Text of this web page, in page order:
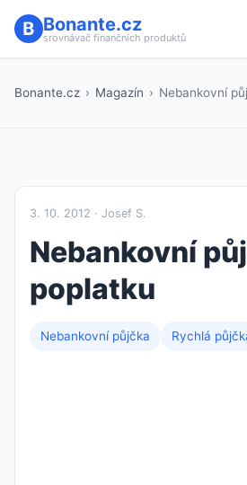
Bonante.cz
srovnávač finančních produktů
Bonante.cz › Magazín › Nebankovní
3. 10. 2012 · Josef S.
Nebankovní
poplatku
Nebankovní půjčka Rychlá